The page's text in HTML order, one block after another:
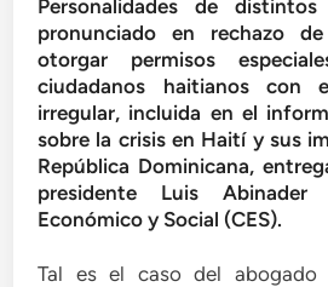
Personalidades de
pronunciado en rechazo
otorgar permisos
ciudadanos haitianos con
irregular, incluida en el
sobre la crisis en Haití y sus
República Dominicana,
presidente Luis
Económico y Social (CES).
Tal es el caso del